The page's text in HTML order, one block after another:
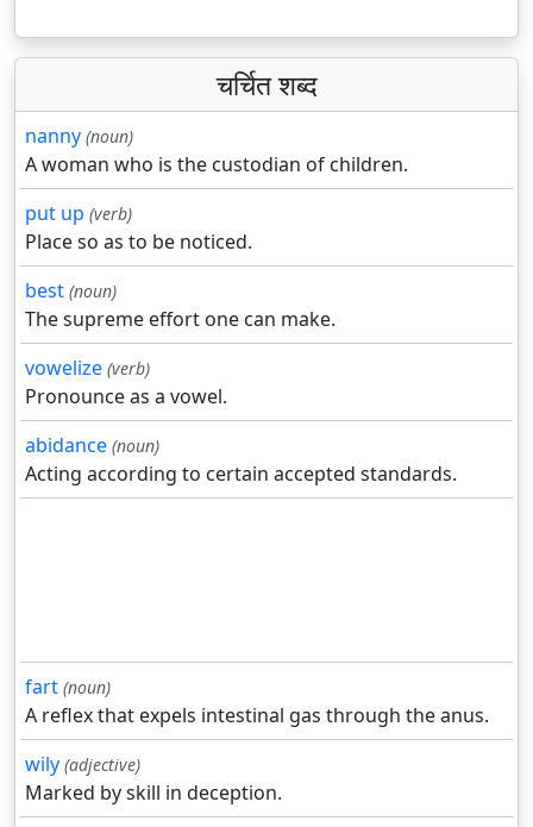
चर्चित शब्द
nanny (noun)
A woman who is the custodian of children.
put up (verb)
Place so as to be noticed.
best (noun)
The supreme effort one can make.
vowelize (verb)
Pronounce as a vowel.
abidance (noun)
Acting according to certain accepted standards.
fart (noun)
A reflex that expels intestinal gas through the anus.
wily (adjective)
Marked by skill in deception.